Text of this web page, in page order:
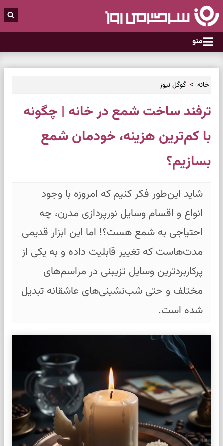
منو
خانه گوگل نیوز
ترفند ساخت شمع در خانه | چگونه
با کم‌ترین هزینه، خودمان شمع
بسازیم؟
شاید این‌طور فکر کنیم که امروزه با وجود
انواع و اقسام وسایل نورپردازی مدرن، چه
احتیاجی به شمع هست؟! اما این ابزار قدیمی
مدت‌هاست که تغییر قابلیت داده و به یکی از
پرکاربردترین وسایل تزیینی در مراسم‌های
مختلف و حتی شب‌نشینی‌های عاشقانه تبدیل
شده است.